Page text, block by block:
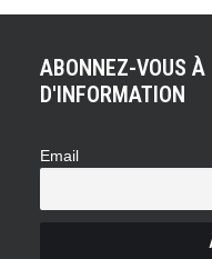
ABONNEZ-VOUS À
D'INFORMATION
Email